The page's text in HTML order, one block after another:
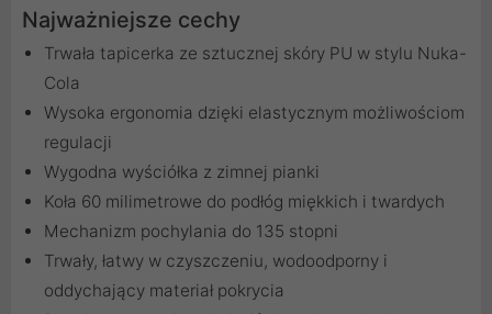
Najważniejsze cechy
Trwała tapicerka ze sztucznej skóry PU w stylu Nuka-
Cola
Wysoka ergonomia dzięki elastycznym możliwościom
regulacji
Wygodna wyściółka z zimnej pianki
Koła 60 milimetrowe do podłóg miękkich i twardych
Mechanizm pochylania do 135 stopni
Trwały, łatwy w czyszczeniu, wodoodporny i
oddychający materiał pokrycia